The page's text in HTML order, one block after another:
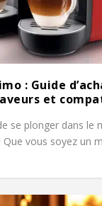
: Guide
et
se plonger dans le
vous soyez un